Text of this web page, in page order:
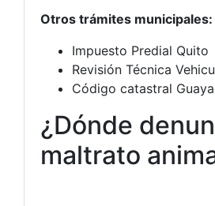
Otros trámites municipales:
Impuesto Predial Quito
Revisión Técnica
Código catastral
¿Dónde
maltrato